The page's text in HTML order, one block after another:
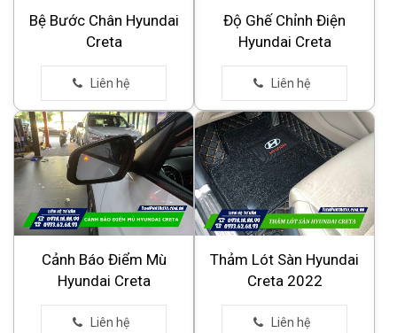
Bệ Bước Chân Hyundai
Creta
Độ Ghế Chỉnh Điện
Hyundai Creta
Cảnh Báo Điểm Mù
Hyundai Creta
Thảm Lót Sàn Hyundai
Creta 2022